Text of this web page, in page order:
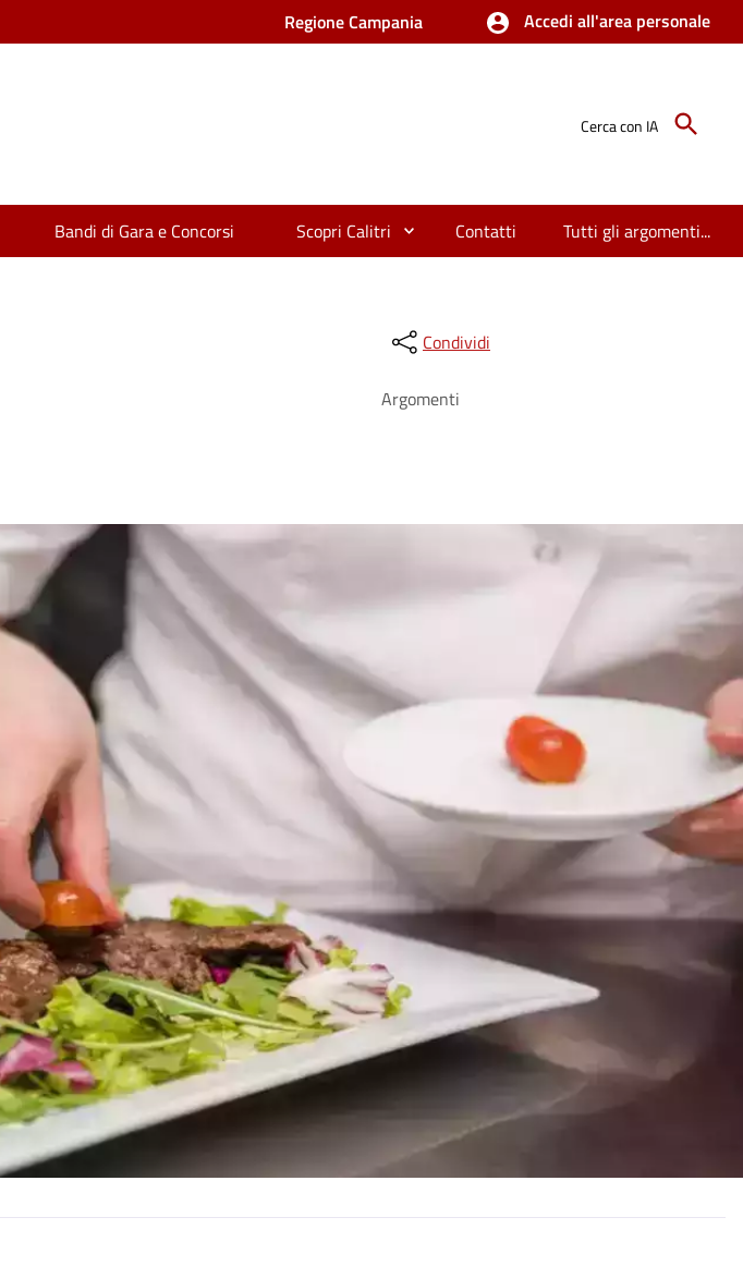
Regione Campania Accedi all'area personale
Cerca con IA
Bandi di Gara e Concorsi Scopri Calitri Contatti Tutti gli argomenti...
Condividi
Argomenti